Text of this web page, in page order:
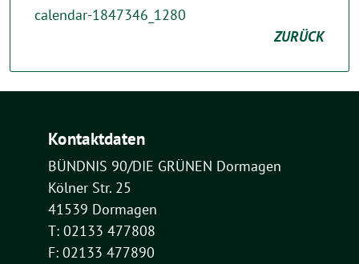
calendar-1847346_1280
ZURÜCK
Kontaktdaten
BÜNDNIS 90/DIE GRÜNEN Dormagen
Kölner Str. 25
41539 Dormagen
T: 02133 477808
F: 02133 477890